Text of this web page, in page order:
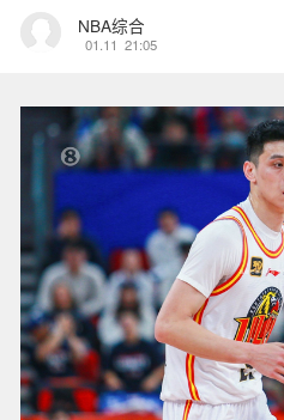
NBA综合
01.11 21:05